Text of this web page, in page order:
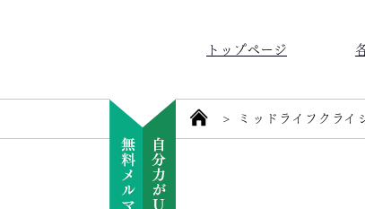
トップページ
> ミッドライフクラ